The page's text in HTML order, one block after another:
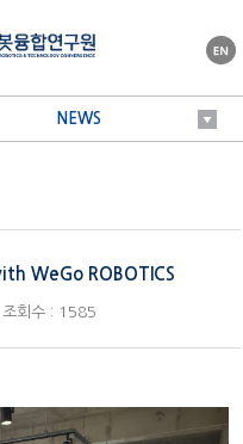
NEWS
WeGo ROBOTICS
조회수 : 1585